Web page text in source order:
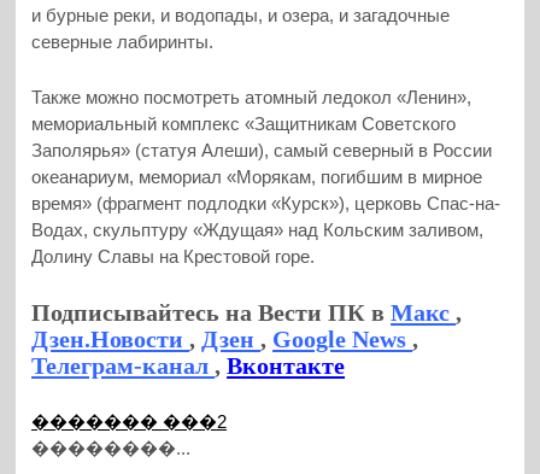
и бурные реки, и водопады, и озера, и загадочные
северные лабиринты.
Также можно посмотреть атомный ледокол «Ленин»,
мемориальный комплекс «Защитникам Советского
Заполярья» (статуя Алеши), самый северный в России
океанариум, мемориал «Морякам, погибшим в мирное
время» (фрагмент подлодки «Курск»), церковь Спас-на-
Водах, скульптуру «Ждущая» над Кольским заливом,
Долину Славы на Крестовой горе.
Подписывайтесь на Вести ПК вМакс,
Дзен.Новости, Дзен, Google News,
Телеграм-канал,Вконтакте
������� ���2
��������...